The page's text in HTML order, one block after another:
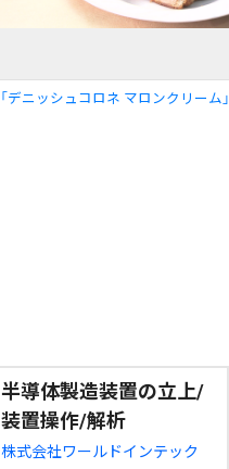
「デニッシュコロネ マロンクリーム」
半導体製造装置の立上/
装置操作/解析
株式会社ワールドインテック